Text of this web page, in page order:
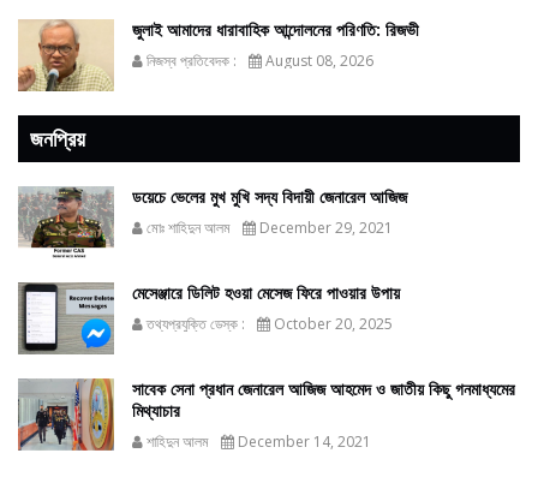
জুলাই আমাদের ধারাবাহিক আন্দোলনের পরিণতি: রিজভী
নিজস্ব প্রতিবেদক : August 08, 2026
জনপ্রিয়
ডয়েচে ভেলের মুখ মুখি সদ্য বিদায়ী জেনারেল আজিজ
মোঃ শাহিদুন আলম December 29, 2021
মেসেঞ্জারে ডিলিট হওয়া মেসেজ ফিরে পাওয়ার উপায়
তথ্যপ্রযুক্তি ডেস্ক : October 20, 2025
সাবেক সেনা প্রধান জেনারেল আজিজ আহমেদ ও জাতীয় কিছু গনমাধ্যমের
মিথ্যাচার
শাহিদুন আলম December 14, 2021